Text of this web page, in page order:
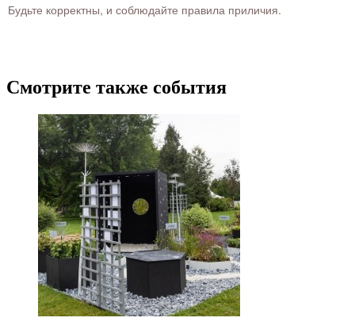
Будьте корректны, и соблюдайте правила приличия.
Смотрите также события